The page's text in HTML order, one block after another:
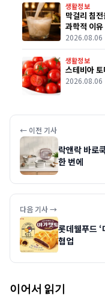
생활정보
막걸리 침
과학적 이유
2026.08.06
생활정보
스테비아
2026.08.06
← 이전 기사
락앤락 바로
한 번에
다음 기사 →
롯데웰푸드
협업
이어서 읽기